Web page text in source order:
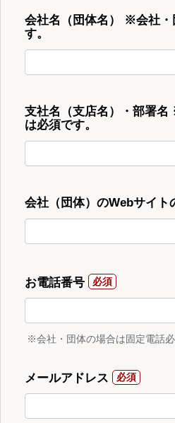
会社名（団体名） ※会社・
す。
支社名（支店名）・部署
は必須です。
会社（団体）のWebサイト
お電話番号
※会社・団体の場合は固定電話必
メールアドレス